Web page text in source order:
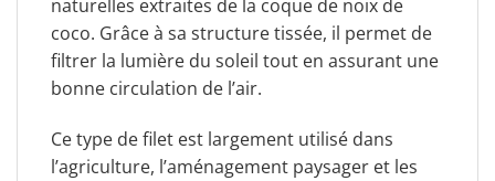
naturelles extraites de la coque de noix de
coco. Grâce à sa structure tissée, il permet de
filtrer la lumière du soleil tout en assurant une
bonne circulation de l’air.
Ce type de filet est largement utilisé dans
l’agriculture, l’aménagement paysager et les